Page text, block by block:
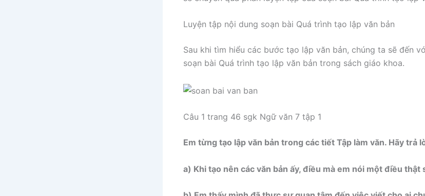
Luyện tập nội dung soạn bài Quá trình tạo lập văn bản
Sau khi tìm hiểu các bước tạo lập văn bản, chúng ta sẽ đến
soạn bài Quá trình tạo lập văn bản trong sách giáo khoa.
Câu 1 trang 46 sgk Ngữ văn 7 tập 1
Em từng tạo lập văn bản trong các tiết Tập làm văn. Hãy trả
a) Khi tạo nên các văn bản ấy, điều mà em nói một điều thật